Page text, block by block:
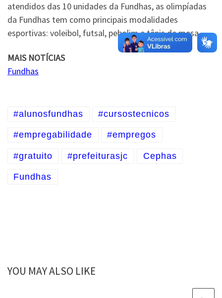
atendidos das 10 unidades da Fundhas, as olimpíadas
da Fundhas tem como principais modalidades
esportivas: voleibol, futsal, pebolim e tênis de mesa.
MAIS NOTÍCIAS
Fundhas
#alunosfundhas #cursostecnicos
#empregabilidade #empregos
#gratuito #prefeiturasjc Cephas
Fundhas
YOU MAY ALSO LIKE